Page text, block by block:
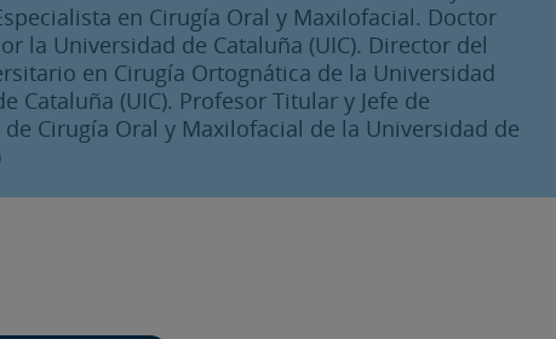
en Cirugía Oral y Maxilofacial. Doctor
la Universidad de Cataluña (UIC). Director del
en Cirugía Ortognática de la Universidad
Cataluña (UIC). Profesor Titular y Jefe de
Cirugía Oral y Maxilofacial de la Universidad de